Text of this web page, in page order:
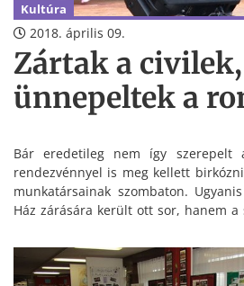
Kultúra
2018. április 09.
Zártak a civilek,
ünnepeltek a
Bár eredetileg nem így szerepelt
rendezvénnyel is meg kellett
munkatársainak szombaton.
Ház zárására került ott sor, hanem